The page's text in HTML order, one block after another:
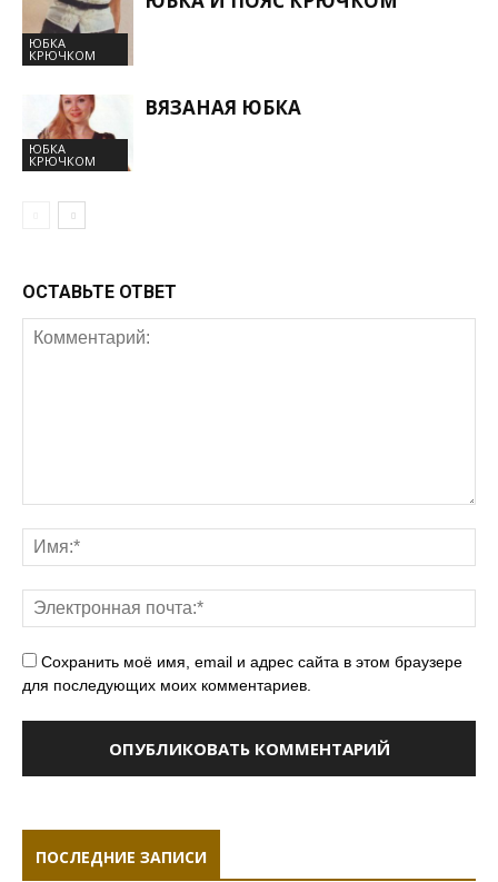
ЮБКА
КРЮЧКОМ
ЮБКА
КРЮЧКОМ
ВЯЗАНАЯ ЮБКА
ОСТАВЬТЕ ОТВЕТ
Сохранить моё имя, email и адрес сайта в этом браузере
для последующих моих комментариев.
ПОСЛЕДНИЕ ЗАПИСИ